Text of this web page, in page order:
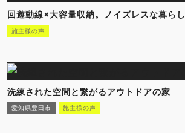
回遊動線×大容量収納。ノイズレスな暮らし
施主様の声
洗練された空間と繋がるアウトドアの家
愛知県豊田市 施主様の声